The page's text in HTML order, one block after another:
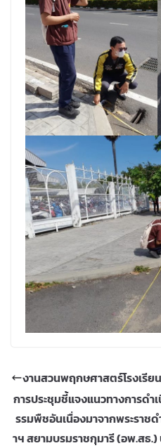
งานสวนพฤกษศาสตร์โรงเรีย
การประชุมชี้แจงแนวทางการด
รรมพืชอันเนื่องมาจากพระราช
าฯ สยามบรมราชกุมารี (อพ.สธ